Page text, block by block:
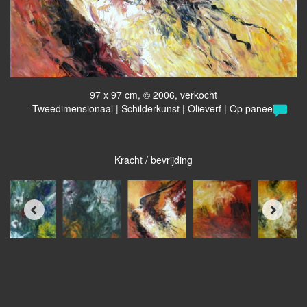
97 x 97 cm, © 2006, verkocht
Tweedimensionaal | Schilderkunst | Olieverf | Op paneel
Kracht / bevrijding